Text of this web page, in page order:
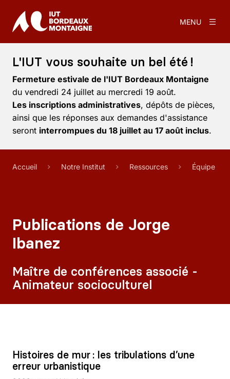
MENU
L'IUT vous souhaite un bel été !
Fermeture estivale de l'IUT Bordeaux Montaigne
du vendredi 24 juillet au mercredi 19 août.
Les inscriptions administratives, dépôts de pièces,
ainsi que les réponses aux demandes d'assistance
seront interrompues du 18 juillet au 17 août inclus.
Accueil Notre Institut Ressources Équipe
Publications de Jorge
Ibanez
Maître de conférences associé -
Animateur socioculturel
Histoires de mur : les tribulations d’une
erreur urbanistique